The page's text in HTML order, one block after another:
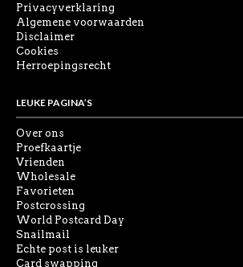
Privacyverklaring
Algemene voorwaarden
Disclaimer
Cookies
Herroepingsrecht
LEUKE PAGINA’S
Over ons
Proefkaartje
Vrienden
Wholesale
Favorieten
Postcrossing
World Postcard Day
Snailmail
Echte post is leuker
Card swapping